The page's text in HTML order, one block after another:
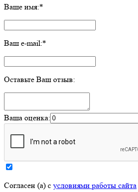
Ваше имя:*
Ваш e-mail:*
Оставьте Ваш отзыв:
Ваша оценка:
Согласен (а) с условиями работы сайта